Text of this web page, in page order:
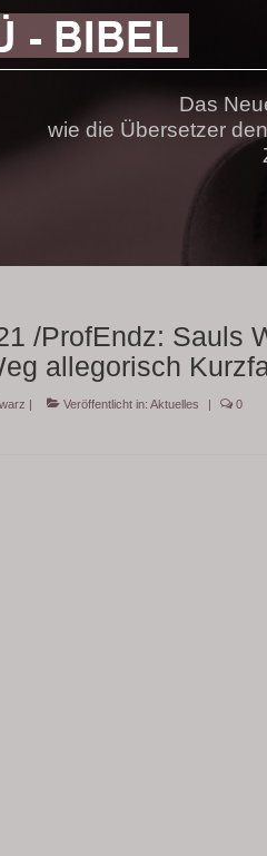
Das
wie die Übersetzer
/ProfEndz: Sauls
allegorisch
| Veröffentlicht in: Aktuelles | 0